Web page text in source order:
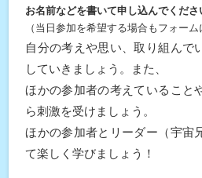
お名前などを書いて申し込んでくださ
（当日参加を希望する場合もフォー
自分の考えや思い、取り組んで
していきましょう。また、
ほかの参加者の考えていること
ら刺激を受けましょう。
ほかの参加者とリーダー（宇宙
て楽しく学びましょう！